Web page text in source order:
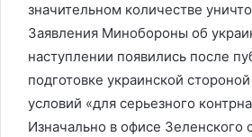
значительном количестве
Заявления Минобороны об
наступлении появились после
подготовке украинской
условий «для серьезного
Изначально в офисе Зеленского